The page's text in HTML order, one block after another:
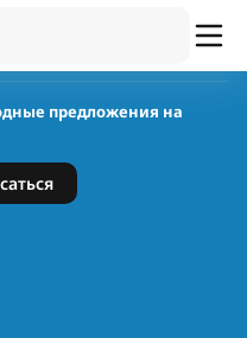
предложения на